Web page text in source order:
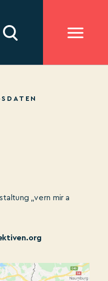
„vern mir a